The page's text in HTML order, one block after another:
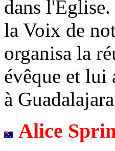
dans
la Voix de
organisa la
évêque et
à
Alice